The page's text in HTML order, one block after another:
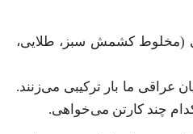
(مخلوط کشمش سبز، طلایی،
ما بار ترکیبی می‌زنند.
چند کارتن می‌خواهی.